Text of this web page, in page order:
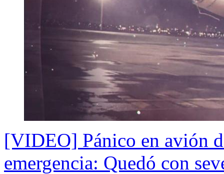
[VIDEO] Pánico en avión
emergencia: Quedó con